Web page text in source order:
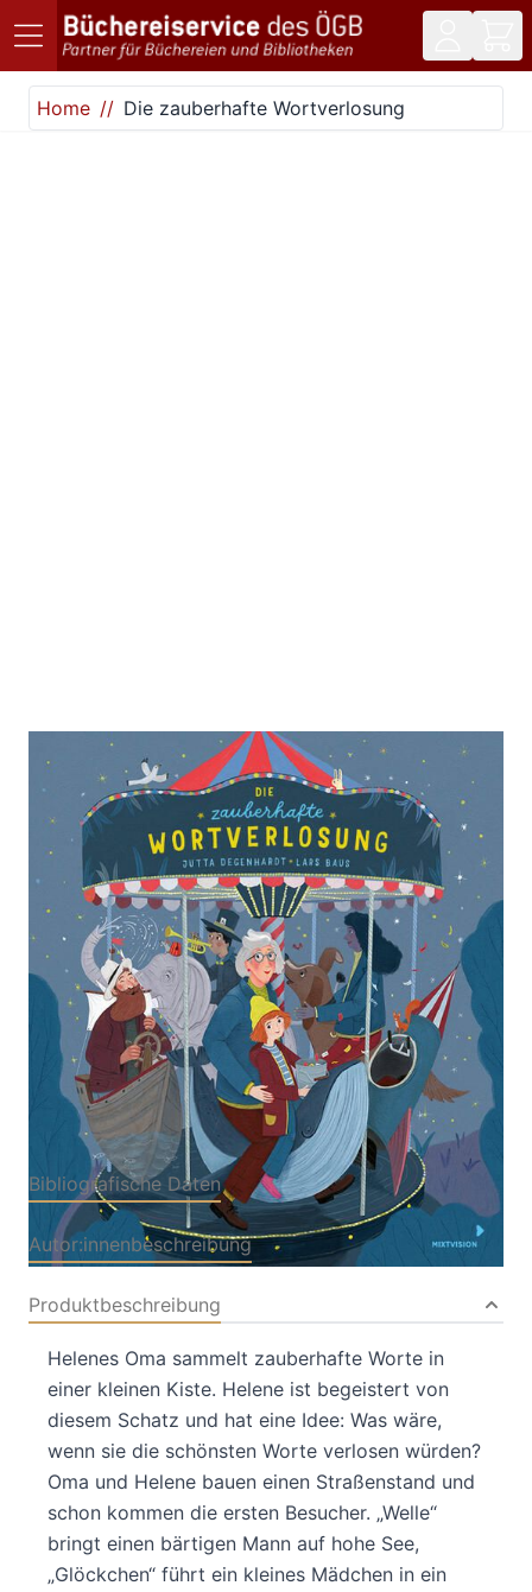
Direkt zum Inhalt
Home
Die zauberhafte Wortverlosung
Die zauberhafte Wortverlosung
Zur Wunschliste hinzufügen
Von Jutta Degenhardt
Verlag: mixtvision 17.07.2024
Buch 32 Seiten
Hardcover
ISBN: 978-3-95854210-
5
Bibliografische Daten
Autor:innenbeschreibung
Produktbeschreibung
Helenes Oma sammelt zauberhafte Worte in
einer kleinen Kiste. Helene ist begeistert von
diesem Schatz und hat eine Idee: Was wäre,
wenn sie die schönsten Worte verlosen würden?
Oma und Helene bauen einen Straßenstand und
schon kommen die ersten Besucher. „Welle“
bringt einen bärtigen Mann auf hohe See,
„Glöckchen“ führt ein kleines Mädchen in ein